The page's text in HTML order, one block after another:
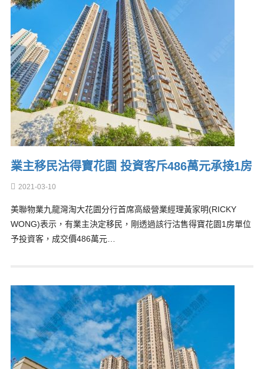
業主移民沽得寶花園 投資客斥486萬元承接1房
2021-03-10
美聯物業九龍灣淘大花園分行首席高級營業經理黃家明(RICKY
WONG)表示，有業主決定移民，剛透過該行沽售得寶花園1房單位
予投資客，成交價486萬元…